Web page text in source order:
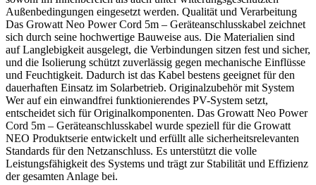
Außenbedingungen eingesetzt werden. Qualität und Verarbeitung
Das Growatt Neo Power Cord 5m – Geräteanschlusskabel zeichnet
sich durch seine hochwertige Bauweise aus. Die Materialien sind
auf Langlebigkeit ausgelegt, die Verbindungen sitzen fest und sicher,
und die Isolierung schützt zuverlässig gegen mechanische Einflüsse
und Feuchtigkeit. Dadurch ist das Kabel bestens geeignet für den
dauerhaften Einsatz im Solarbetrieb. Originalzubehör mit System
Wer auf ein einwandfrei funktionierendes PV-System setzt,
entscheidet sich für Originalkomponenten. Das Growatt Neo Power
Cord 5m – Geräteanschlusskabel wurde speziell für die Growatt
NEO Produktserie entwickelt und erfüllt alle sicherheitsrelevanten
Standards für den Netzanschluss. Es unterstützt die volle
Leistungsfähigkeit des Systems und trägt zur Stabilität und Effizienz
der gesamten Anlage bei.